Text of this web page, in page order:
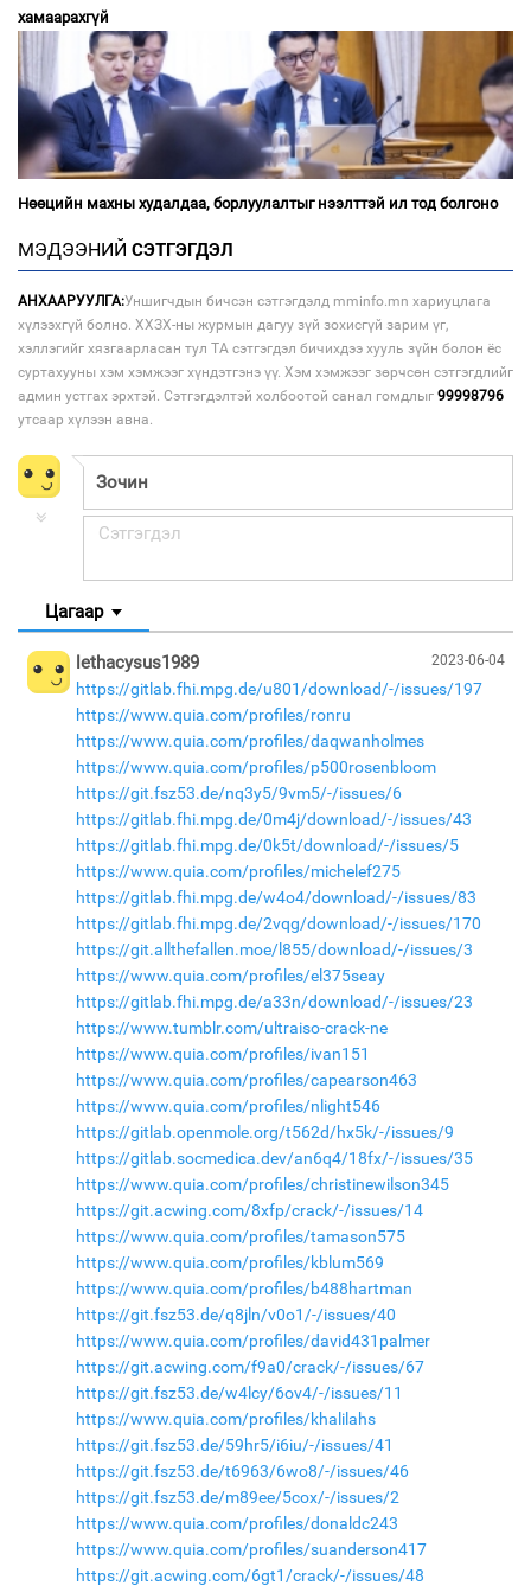
хамаарахгүй
Нөөцийн махны худалдаа, борлуулалтыг нээлттэй ил тод болгоно
МЭДЭЭНИЙ СЭТГЭГДЭЛ
АНХААРУУЛГА:Уншигчдын бичсэн сэтгэгдэлд mminfo.mn хариуцлага
хүлээхгүй болно. ХХЗХ-ны журмын дагуу зүй зохисгүй зарим үг,
хэллэгийг хязгаарласан тул ТА сэтгэгдэл бичихдээ хууль зүйн болон ёс
суртахууны хэм хэмжээг хүндэтгэнэ үү. Хэм хэмжээг зөрчсөн сэтгэгдлийг
админ устгах эрхтэй. Сэтгэгдэлтэй холбоотой санал гомдлыг 99998796
утсаар хүлээн авна.
Цагаар
2023-06-04
lethacysus1989
https://gitlab.fhi.mpg.de/u801/download/-/issues/197
https://www.quia.com/profiles/ronru
https://www.quia.com/profiles/daqwanholmes
https://www.quia.com/profiles/p500rosenbloom
https://git.fsz53.de/nq3y5/9vm5/-/issues/6
https://gitlab.fhi.mpg.de/0m4j/download/-/issues/43
https://gitlab.fhi.mpg.de/0k5t/download/-/issues/5
https://www.quia.com/profiles/michelef275
https://gitlab.fhi.mpg.de/w4o4/download/-/issues/83
https://gitlab.fhi.mpg.de/2vqg/download/-/issues/170
https://git.allthefallen.moe/l855/download/-/issues/3
https://www.quia.com/profiles/el375seay
https://gitlab.fhi.mpg.de/a33n/download/-/issues/23
https://www.tumblr.com/ultraiso-crack-ne
https://www.quia.com/profiles/ivan151
https://www.quia.com/profiles/capearson463
https://www.quia.com/profiles/nlight546
https://gitlab.openmole.org/t562d/hx5k/-/issues/9
https://gitlab.socmedica.dev/an6q4/18fx/-/issues/35
https://www.quia.com/profiles/christinewilson345
https://git.acwing.com/8xfp/crack/-/issues/14
https://www.quia.com/profiles/tamason575
https://www.quia.com/profiles/kblum569
https://www.quia.com/profiles/b488hartman
https://git.fsz53.de/q8jln/v0o1/-/issues/40
https://www.quia.com/profiles/david431palmer
https://git.acwing.com/f9a0/crack/-/issues/67
https://git.fsz53.de/w4lcy/6ov4/-/issues/11
https://www.quia.com/profiles/khalilahs
https://git.fsz53.de/59hr5/i6iu/-/issues/41
https://git.fsz53.de/t6963/6wo8/-/issues/46
https://git.fsz53.de/m89ee/5cox/-/issues/2
https://www.quia.com/profiles/donaldc243
https://www.quia.com/profiles/suanderson417
https://git.acwing.com/6gt1/crack/-/issues/48